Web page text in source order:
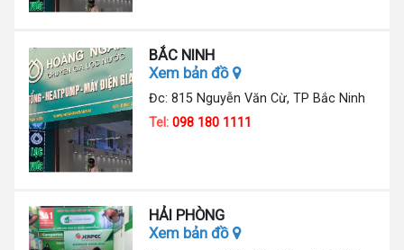
BẮC NINH
Xem bản đồ
Đc: 815 Nguyễn Văn Cừ, TP Bắc Ninh
Tel:098 180 1111
HẢI PHÒNG
Xem bản đồ